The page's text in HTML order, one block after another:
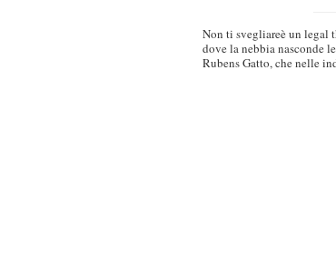
Non ti svegliareè un legal
dove la nebbia nasconde
Rubens Gatto, che nelle